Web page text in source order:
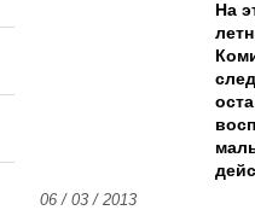
На
06 / 03 / 2013